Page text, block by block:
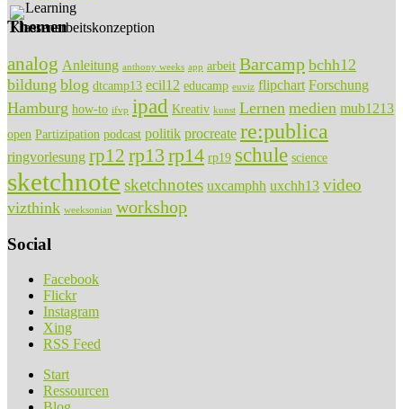
Themen
analog Anleitung anthony weeks app arbeit Barcamp bchh12
bildung blog dtcamp13 ecil12 educamp euviz flipchart Forschung
Hamburg how-to ifvp ipad Kreativ kunst Lernen medien mub1213
open Partizipation podcast politik procreate re:publica
ringvorlesung rp12 rp13 rp14 rp19 schule science
sketchnote sketchnotes uxcamphh uxchh13 video
vizthink weeksonian workshop
Social
Facebook
Flickr
Instagram
Xing
RSS Feed
Start
Ressourcen